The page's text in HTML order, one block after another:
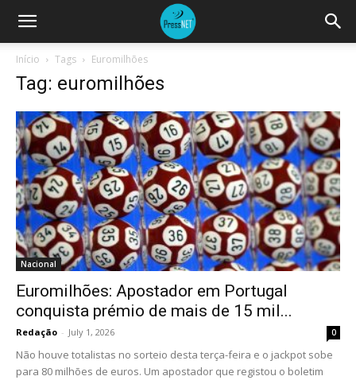
Início Tags Euromilhões
Tag: euromilhões
Nacional
Euromilhões: Apostador em Portugal
conquista prémio de mais de 15 mil...
Redação - July 1, 2026 0
Não houve totalistas no sorteio desta terça-feira e o jackpot sobe
para 80 milhões de euros. Um apostador que registou o boletim